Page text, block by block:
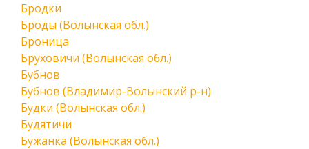
Бродки
Броды (Волынская обл.)
Броница
Бруховичи (Волынская обл.)
Бубнов
Бубнов (Владимир-Волынский р-н)
Будки (Волынская обл.)
Будятичи
Бужанка (Волынская обл.)